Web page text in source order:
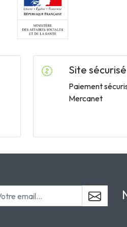
Site sécurisé
Paiement
Mercanet